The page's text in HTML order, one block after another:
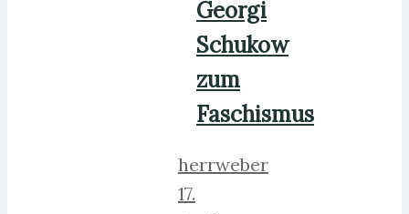
Georgi
Schukow
zum
Faschismus
herrweber
17.